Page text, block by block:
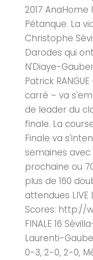
2017 AnaHome
Pétanque. La
Christophe
Darodes qui
N'Diaye-
Patrick
carré – va
de leader du
finale. La
Finale va
semaines avec
prochaine ou
plus de 160
attendues LIVE
Scores: http://
FINALE 16
Laurenti-
0-3, 2-0, 2-0,